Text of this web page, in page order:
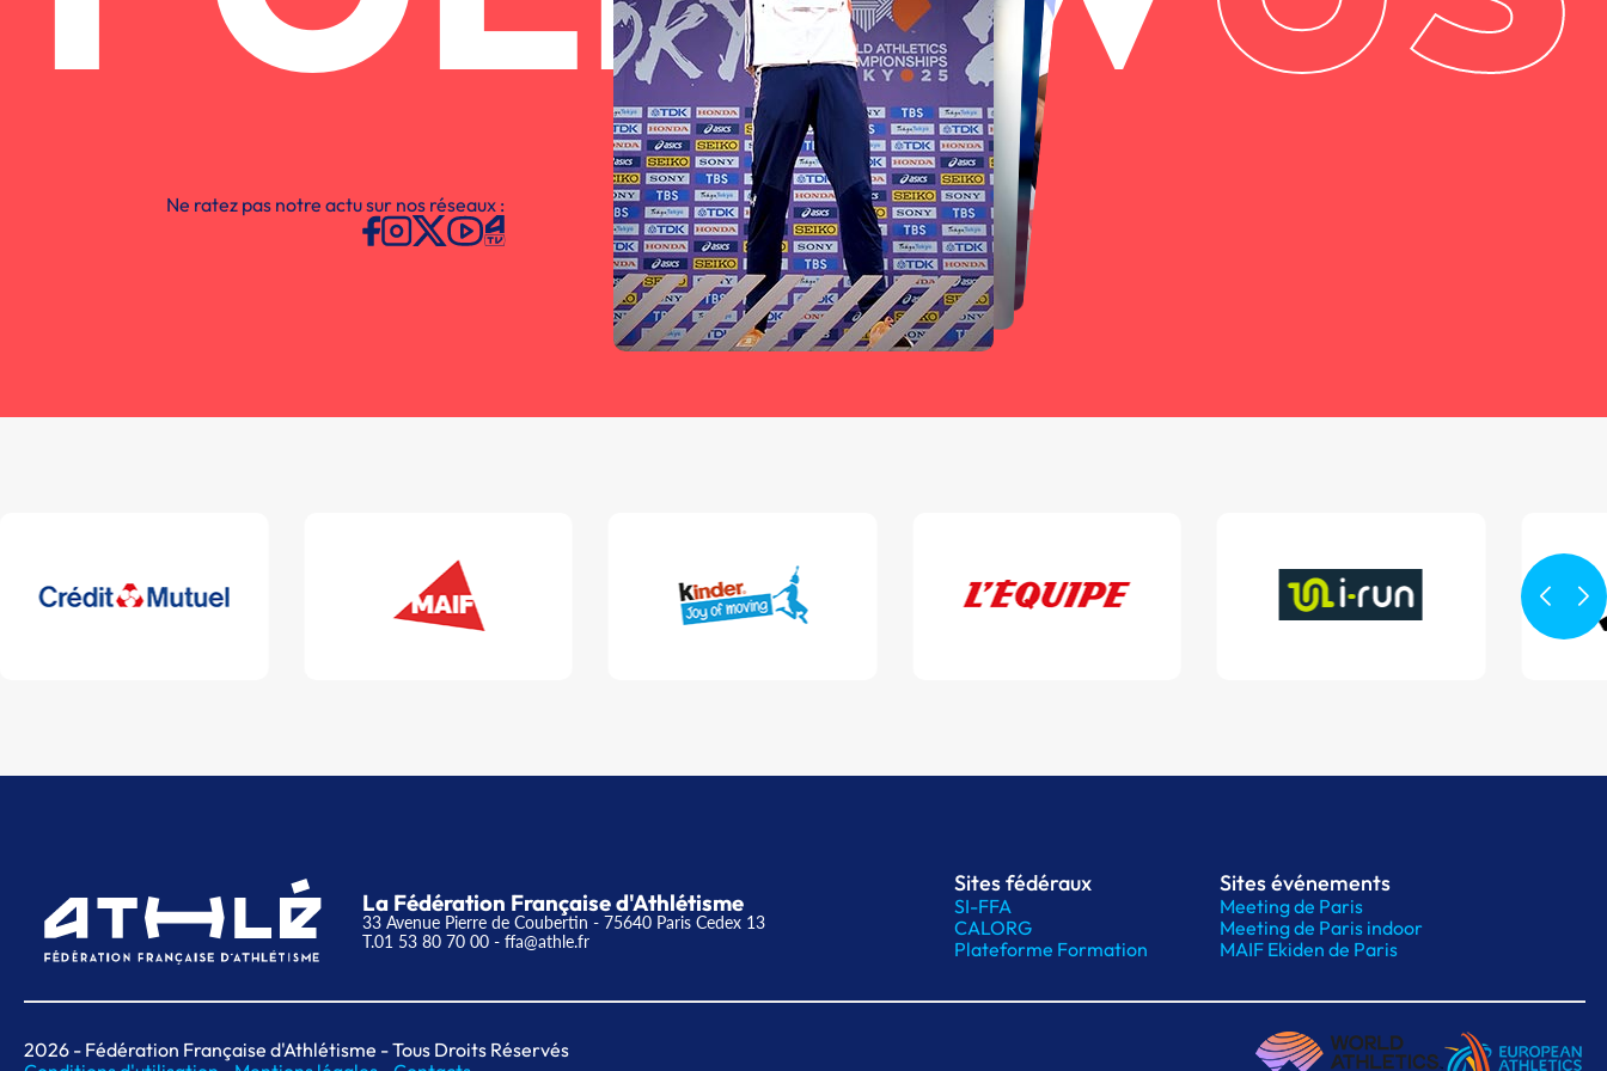
Ne ratez pas notre actu sur nos réseaux :
La Fédération Française d'Athlétisme
33 Avenue Pierre de Coubertin - 75640 Paris Cedex 13
T.01 53 80 70 00 - ffa@athle.fr
Sites fédéraux
SI-FFA
CALORG
Plateforme Formation
Sites événements
Meeting de Paris
Meeting de Paris indoor
MAIF Ekiden de Paris
2026 - Fédération Française d'Athlétisme - Tous Droits Réservés